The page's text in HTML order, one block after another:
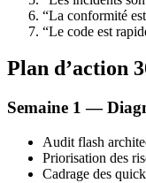
“La conformité
“Le code est
Plan d’action
Semaine 1 —
Audit flash
Priorisation des
Cadrage des